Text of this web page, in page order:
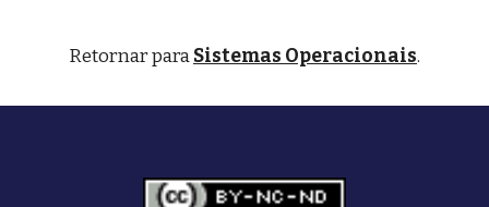
Retornar para Sistemas Operacionais.